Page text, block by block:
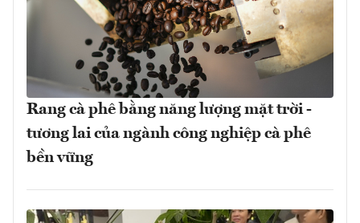
Rang cà phê bằng năng lượng mặt trời -
tương lai của ngành công nghiệp cà phê
bền vững